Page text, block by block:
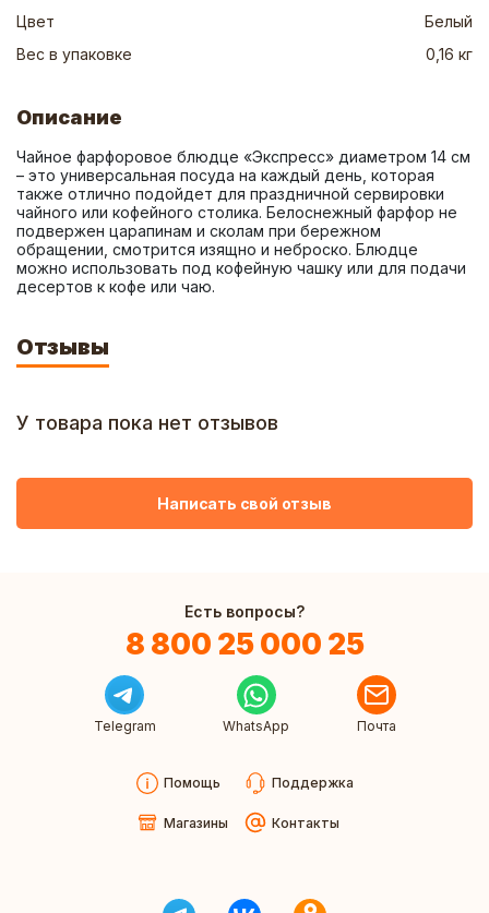
Цвет
Белый
Вес в упаковке
0,16 кг
Описание
Чайное фарфоровое блюдце «Экспресс» диаметром 14 см
– это универсальная посуда на каждый день, которая
также отлично подойдет для праздничной сервировки
чайного или кофейного столика. Белоснежный фарфор не
подвержен царапинам и сколам при бережном
обращении, смотрится изящно и неброско. Блюдце
можно использовать под кофейную чашку или для подачи
десертов к кофе или чаю.
Отзывы
У товара пока нет отзывов
Написать свой отзыв
Есть вопросы?
8 800 25 000 25
Telegram WhatsApp Почта
Помощь Поддержка
Магазины Контакты